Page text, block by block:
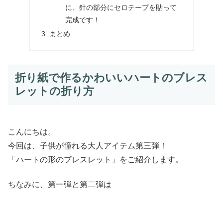
に、針の部分にセロテープを貼って
完成です！
まとめ
折り紙で作るかわいいハートのブレス
レットの折り方
こんにちは。
今回は、子供が憧れる大人アイテム第三弾！
「ハートの形のブレスレット」をご紹介します。
ちなみに、第一弾と第二弾は